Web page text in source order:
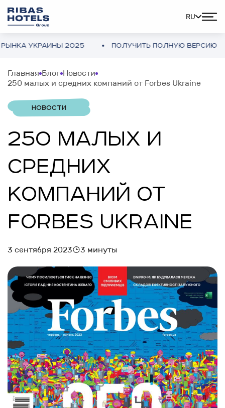
RU
УКРАИНЫ 2025 ПОЛУЧИТЬ ПОЛНУЮ ВЕРСИЮ
Главная Блог Новости
250 малых и средних компаний от Forbes Ukraine
НОВОСТИ
250 МАЛЫХ И
СРЕДНИХ
КОМПАНИЙ ОТ
FORBES UKRAINE
3 сентября 2023 3 минуты